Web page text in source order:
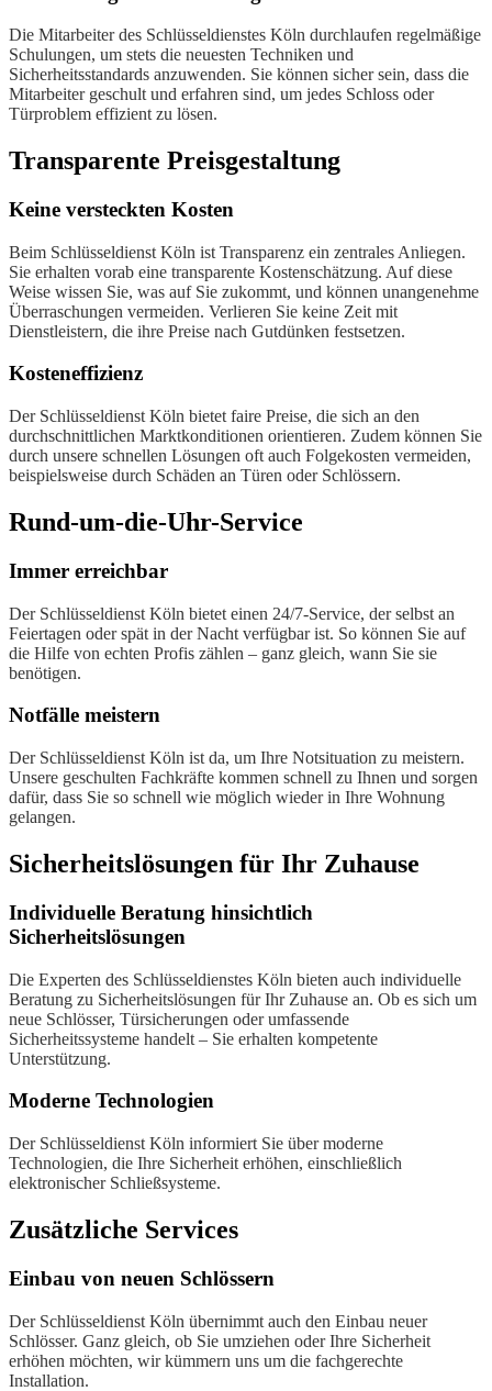
Die Mitarbeiter des Schlüsseldienstes Köln durchlaufen regelmäßige
Schulungen, um stets die neuesten Techniken und
Sicherheitsstandards anzuwenden. Sie können sicher sein, dass die
Mitarbeiter geschult und erfahren sind, um jedes Schloss oder
Türproblem effizient zu lösen.
Transparente Preisgestaltung
Keine versteckten Kosten
Beim Schlüsseldienst Köln ist Transparenz ein zentrales Anliegen.
Sie erhalten vorab eine transparente Kostenschätzung. Auf diese
Weise wissen Sie, was auf Sie zukommt, und können unangenehme
Überraschungen vermeiden. Verlieren Sie keine Zeit mit
Dienstleistern, die ihre Preise nach Gutdünken festsetzen.
Kosteneffizienz
Der Schlüsseldienst Köln bietet faire Preise, die sich an den
durchschnittlichen Marktkonditionen orientieren. Zudem können Sie
durch unsere schnellen Lösungen oft auch Folgekosten vermeiden,
beispielsweise durch Schäden an Türen oder Schlössern.
Rund-um-die-Uhr-Service
Immer erreichbar
Der Schlüsseldienst Köln bietet einen 24/7-Service, der selbst an
Feiertagen oder spät in der Nacht verfügbar ist. So können Sie auf
die Hilfe von echten Profis zählen – ganz gleich, wann Sie sie
benötigen.
Notfälle meistern
Der Schlüsseldienst Köln ist da, um Ihre Notsituation zu meistern.
Unsere geschulten Fachkräfte kommen schnell zu Ihnen und sorgen
dafür, dass Sie so schnell wie möglich wieder in Ihre Wohnung
gelangen.
Sicherheitslösungen für Ihr Zuhause
Individuelle Beratung hinsichtlich
Sicherheitslösungen
Die Experten des Schlüsseldienstes Köln bieten auch individuelle
Beratung zu Sicherheitslösungen für Ihr Zuhause an. Ob es sich um
neue Schlösser, Türsicherungen oder umfassende
Sicherheitssysteme handelt – Sie erhalten kompetente
Unterstützung.
Moderne Technologien
Der Schlüsseldienst Köln informiert Sie über moderne
Technologien, die Ihre Sicherheit erhöhen, einschließlich
elektronischer Schließsysteme.
Zusätzliche Services
Einbau von neuen Schlössern
Der Schlüsseldienst Köln übernimmt auch den Einbau neuer
Schlösser. Ganz gleich, ob Sie umziehen oder Ihre Sicherheit
erhöhen möchten, wir kümmern uns um die fachgerechte
Installation.